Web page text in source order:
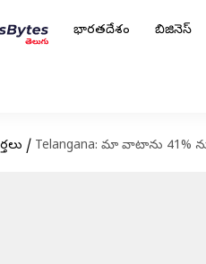
భారతదేశం బిజినెస్
/ Telangana: మా వాటాను 41%